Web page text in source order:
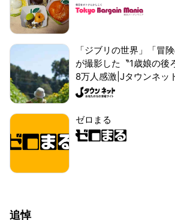
「ジブリの世界」「冒
が撮影した〝1歳娘の後
8万人感激|Jタウンネッ
ゼロまる
追悼